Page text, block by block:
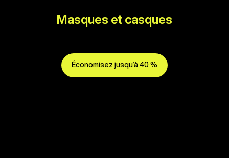
Masques et casques
Économisez jusqu’à 40 %